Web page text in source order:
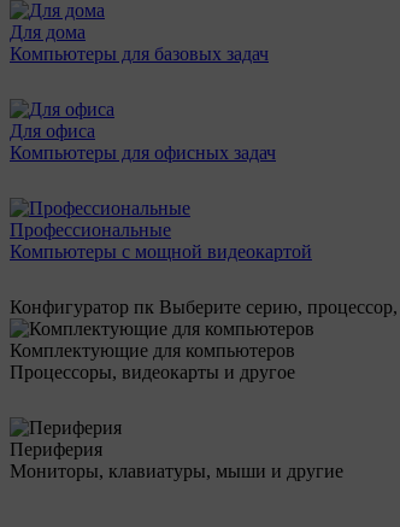
Для дома
Компьютеры для базовых задач
Для офиса
Компьютеры для офисных задач
Профессиональные
Компьютеры с мощной видеокартой
Конфигуратор пк Выберите серию,
Комплектующие для компьютеров
Процессоры, видеокарты и другое
Периферия
Мониторы, клавиатуры, мыши и другие